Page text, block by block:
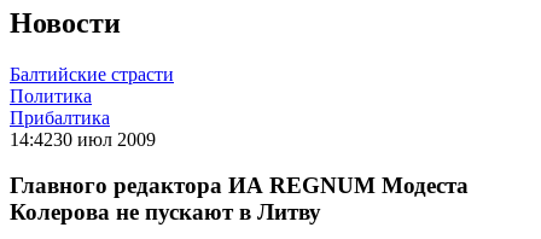
Новости
Балтийские страсти
Политика
Прибалтика
14:4230 июл 2009
Главного редактора ИА REGNUM Модеста
Колерова не пускают в Литву